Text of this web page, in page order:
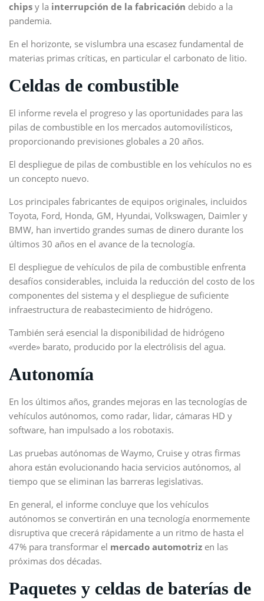
chips y la interrupción de la fabricación debido a la
pandemia.
En el horizonte, se vislumbra una escasez fundamental de
materias primas críticas, en particular el carbonato de litio.
Celdas de combustible
El informe revela el progreso y las oportunidades para las
pilas de combustible en los mercados automovilísticos,
proporcionando previsiones globales a 20 años.
El despliegue de pilas de combustible en los vehículos no es
un concepto nuevo.
Los principales fabricantes de equipos originales, incluidos
Toyota, Ford, Honda, GM, Hyundai, Volkswagen, Daimler y
BMW, han invertido grandes sumas de dinero durante los
últimos 30 años en el avance de la tecnología.
El despliegue de vehículos de pila de combustible enfrenta
desafíos considerables, incluida la reducción del costo de los
componentes del sistema y el despliegue de suficiente
infraestructura de reabastecimiento de hidrógeno.
También será esencial la disponibilidad de hidrógeno
«verde» barato, producido por la electrólisis del agua.
Autonomía
En los últimos años, grandes mejoras en las tecnologías de
vehículos autónomos, como radar, lidar, cámaras HD y
software, han impulsado a los robotaxis.
Las pruebas autónomas de Waymo, Cruise y otras firmas
ahora están evolucionando hacia servicios autónomos, al
tiempo que se eliminan las barreras legislativas.
En general, el informe concluye que los vehículos
autónomos se convertirán en una tecnología enormemente
disruptiva que crecerá rápidamente a un ritmo de hasta el
47% para transformar el mercado automotriz en las
próximas dos décadas.
Paquetes y celdas de baterías de